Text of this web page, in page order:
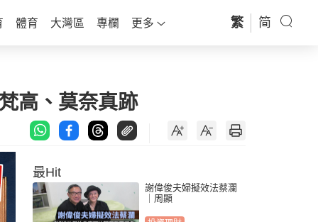
體育 大灣區 專欄 更多 繁 简
高、莫奈真跡
最Hit
謝偉俊夫婦擬效法蔡瀾
｜周顯